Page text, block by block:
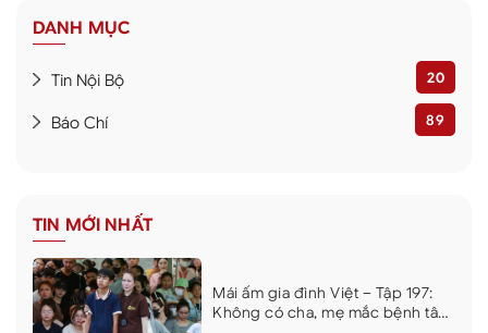
DANH MỤC
Tin Nội Bộ 20
Báo Chí 89
TIN MỚI NHẤT
Mái ấm gia đình Việt – Tập 197:
Không có cha, mẹ mắc bệnh tâm